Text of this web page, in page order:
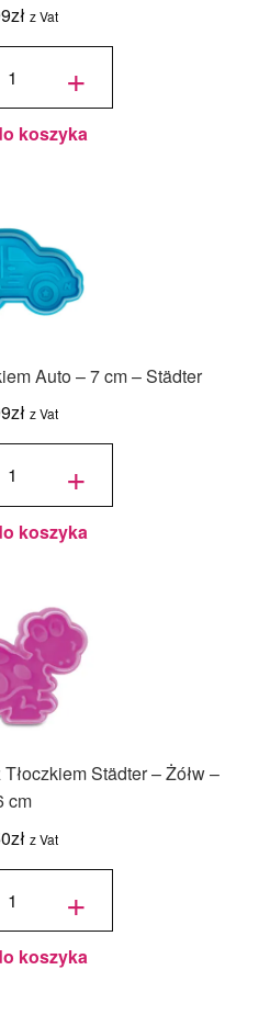
zł z Vat
+
koszyka
Auto – 7 cm – Städter
zł z Vat
- +
koszyka
Städter – Żółw –
cm
zł z Vat
Städter -
6 cm +
koszyka